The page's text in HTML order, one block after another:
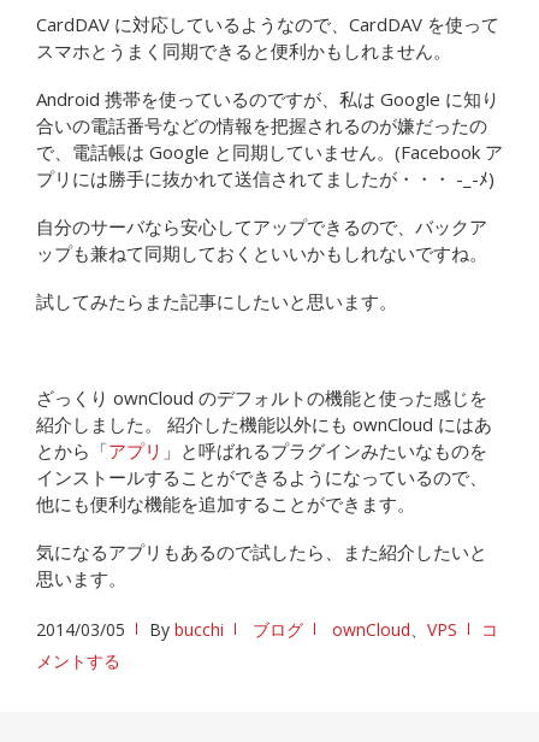
CardDAV に対応しているようなので、CardDAV を使って
スマホとうまく同期できると便利かもしれません。
Android 携帯を使っているのですが、私は Google に知り
合いの電話番号などの情報を把握されるのが嫌だったの
で、電話帳は Google と同期していません。(Facebook ア
プリには勝手に抜かれて送信されてましたが・・・ -_-ﾒ)
自分のサーバなら安心してアップできるので、バックア
ップも兼ねて同期しておくといいかもしれないですね。
試してみたらまた記事にしたいと思います。
ざっくり ownCloud のデフォルトの機能と使った感じを
紹介しました。 紹介した機能以外にも ownCloud にはあ
とから「アプリ 」と呼ばれるプラグインみたいなものを
インストールすることができるようになっているので、
他にも便利な機能を追加することができます。
気になるアプリもあるので試したら、また紹介したいと
思います。
2014/03/05 By bucchi ブログ ownCloud VPS
コ
メントする